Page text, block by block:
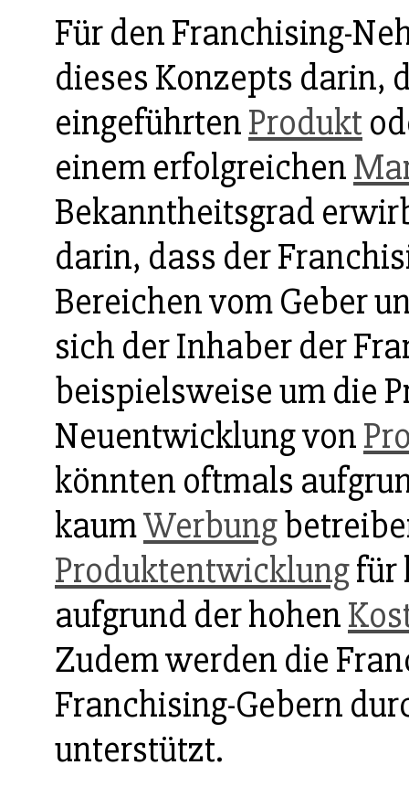
Für den Franchising-
dieses Konzepts darin,
eingeführtenProdukt
einem erfolgreichen
Bekanntheitsgrad
darin, dass der
Bereichen vom Geber
sich der Inhaber der
beispielsweise um die
Neuentwicklung von
könnten oftmals
kaumWerbung
Produktentwicklungfür
aufgrund der hohen
Zudem werden die
Franchising-Gebern
unterstützt.